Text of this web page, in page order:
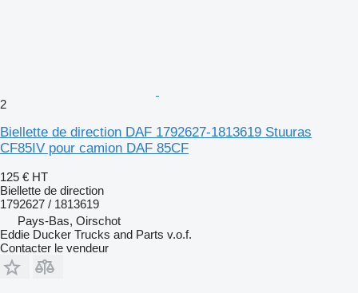
2
Biellette de direction DAF 1792627-1813619 Stuuras
CF85IV pour camion DAF 85CF
125 € HT
Biellette de direction
1792627 / 1813619
Pays-Bas, Oirschot
Eddie Ducker Trucks and Parts v.o.f.
Contacter le vendeur